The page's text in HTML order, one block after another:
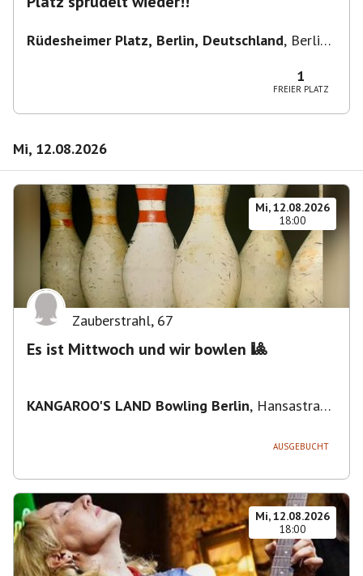
Rüdesheimer Platz, Berlin, Deutschland, Berlin-
1
FREIER PLATZ
Mi, 12.08.2026
Mi, 12.08.2026
18:00
Zauberstrahl, 67
Es ist Mittwoch und wir bowlen 🎱
KANGAROO'S LAND Bowling Berlin, Hansastraße
AUSGEBUCHT
Mi, 12.08.2026
18:00